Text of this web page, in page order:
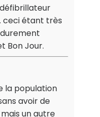
ceci étant très
Bon Jour.
la population
avoir de
un autre